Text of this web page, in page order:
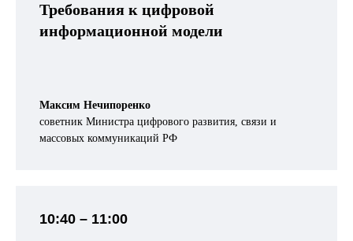
Требования к цифровой
информационной модели
Максим Нечипоренко
советник Министра цифрового развития, связи и
массовых коммуникаций РФ
10:40 – 11:00